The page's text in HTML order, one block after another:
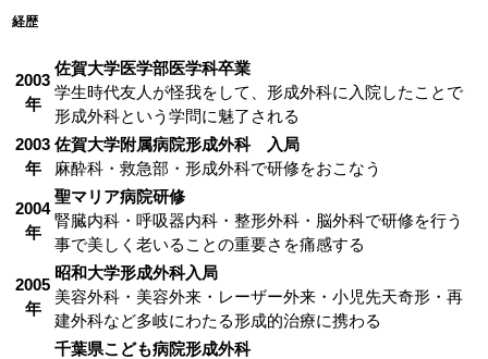
経歴
2003
年
佐賀大学医学部医学科卒業
学生時代友人が怪我をして、形成外科に入院したことで
形成外科という学問に魅了される
2003
年
佐賀大学附属病院形成外科 入局
麻酔科・救急部・形成外科で研修をおこなう
2004
年
聖マリア病院研修
腎臓内科・呼吸器内科・整形外科・脳外科で研修を行う
事で美しく老いることの重要さを痛感する
2005
年
昭和大学形成外科入局
美容外科・美容外来・レーザー外来・小児先天奇形・再
建外科など多岐にわたる形成的治療に携わる
千葉県こども病院形成外科